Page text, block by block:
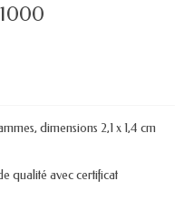
dimensions 2,1 x 1,4 cm
qualité avec certificat